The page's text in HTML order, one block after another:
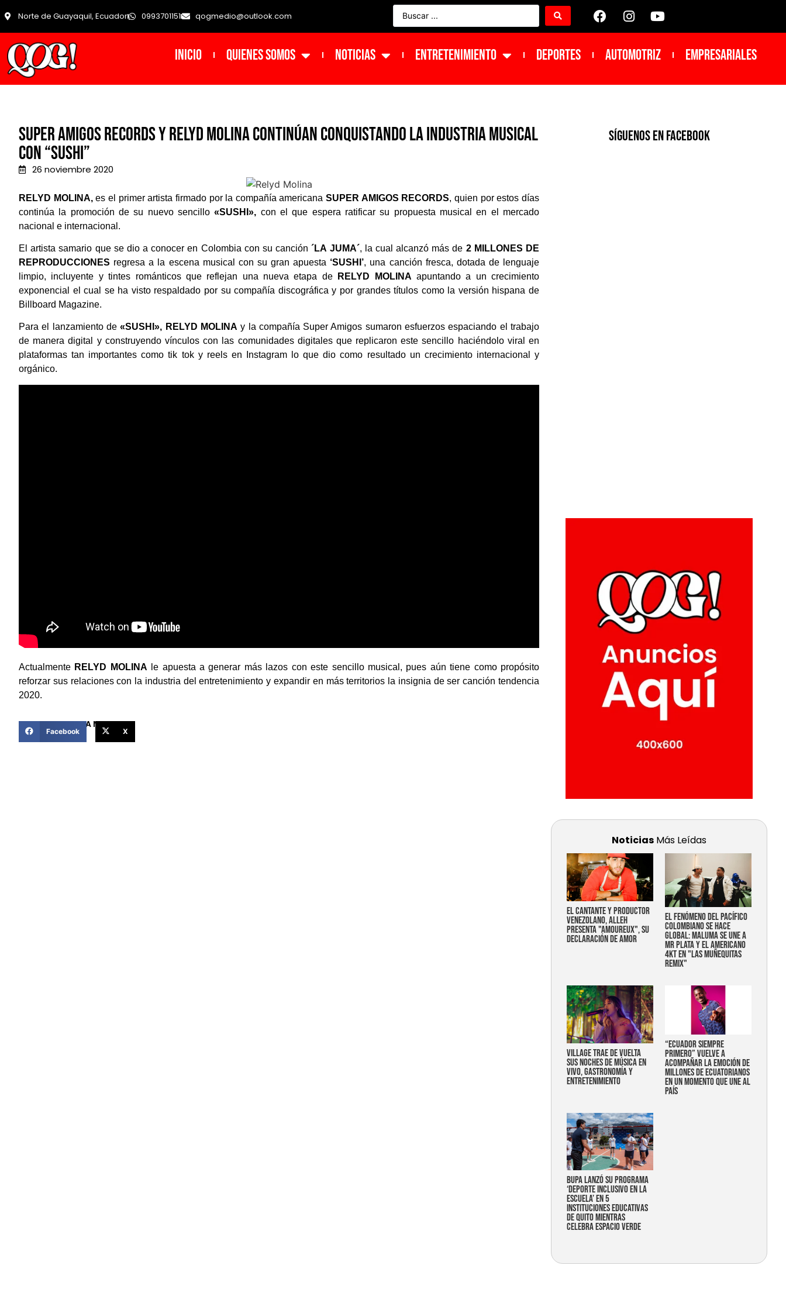
Norte de Guayaquil, Ecuador 0993701151 qogmedio@outlook.com
INICIO Quienes Somos NOTICIAS ENTRETENIMIENTO DEPORTES Automotriz Empresariales
Super Amigos Records y Relyd Molina continúan conquistando la Industria Musical
con “Sushi”
26 noviembre 2020
RELYD MOLINA,es el primer artista firmado por la compañía americanaSUPER AMIGOS RECORDS, quien por estos días
continúa la promoción de su nuevo sencillo«SUSHI», con el que espera ratificar su propuesta musical en el mercado
nacional e internacional.
El artista samario que se dio a conocer en Colombia con su canción´LA JUMA´, la cual alcanzó más de 2 MILLONES DE
REPRODUCCIONES regresa a la escena musical con su gran apuesta ‘SUSHI’, una canción fresca, dotada de lenguaje
limpio, incluyente y tintes románticos que reflejan una nueva etapa de
RELYD MOLINA apuntando a un crecimiento
exponencial el cual se ha visto respaldado por su compañía discográfica y por grandes títulos como la versión hispana de
Billboard Magazine.
Para el lanzamiento de«SUSHI», RELYD MOLINAy la compañía Super Amigos sumaron esfuerzos espaciando el trabajo
de manera digital y construyendo vínculos con las comunidades digitales que replicaron este sencillo haciéndolo viral en
plataformas tan importantes como tik tok y reels en Instagram lo que dio como resultado un crecimiento internacional y
orgánico.
Actualmente RELYD MOLINA le apuesta a generar más lazos con este sencillo musical, pues aún tiene como propósito
reforzar sus relaciones con la industria del entretenimiento y expandir en más territorios la insignia de ser canción tendencia
2020.
COMPARTIR ESTA NOTICIA
Facebook X
SíGUENOS EN FACEBOOK
Noticias Más Leídas
EL CANTANTE Y PRODUCTOR
VENEZOLANO, ALLEH
PRESENTA "AMOUREUX", SU
DECLARACIÓN DE AMOR
EL FENÓMENO DEL PACÍFICO
COLOMBIANO SE HACE
GLOBAL: MALUMA SE UNE A
MR PLATA Y EL AMERICANO
4KT EN "LAS MUÑEQUITAS
REMIX"
Village trae de vuelta
sus noches de música en
vivo, gastronomía y
entretenimiento
“Ecuador siempre
primero” vuelve a
acompañar la emoción de
millones de ecuatorianos
en un momento que une al
país
Bupa lanzó su programa
‘Deporte Inclusivo en la
Escuela’ en 5
instituciones educativas
de Quito mientras
celebra espacio verde